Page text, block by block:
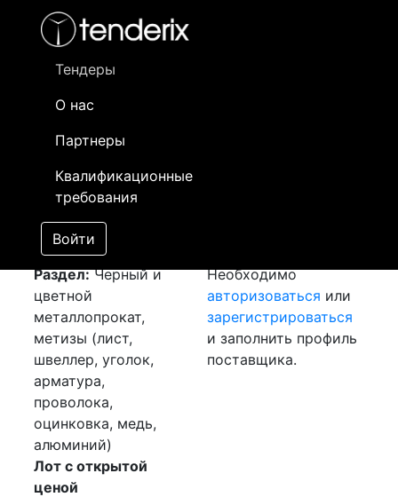
Тендеры
О нас
Партнеры
Квалификационные
требования
Войти
- активный лот
- сохраненный лот (не опубликован)
Закупка: Лист хк 2
[Завершен]
Лот №:
АУКЦИОН (покупка
товара)
Раздел:Черный и
цветной
металлопрокат,
метизы (лист,
швеллер, уголок,
арматура,
проволока,
оцинковка, медь,
алюминий)
Лот с открытой
ценой
Необходимо
авторизоваться или
зарегистрироваться
и заполнить профиль
поставщика.